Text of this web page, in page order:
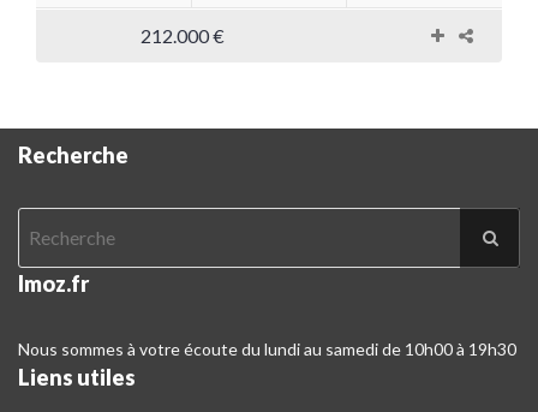
212.000 €
Recherche
Imoz.fr
Nous sommes à votre écoute du lundi au samedi de 10h00 à 19h30
Liens utiles